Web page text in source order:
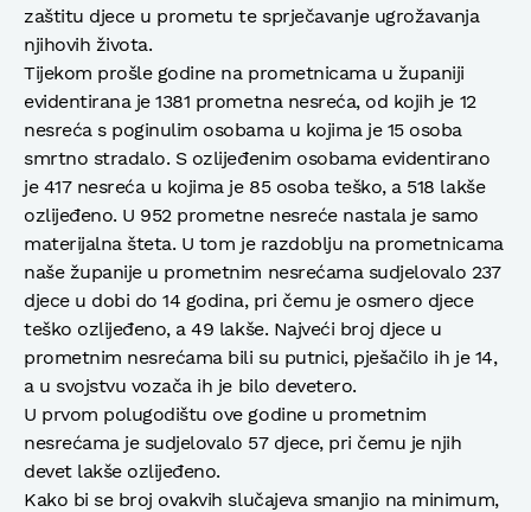
zaštitu djece u prometu te sprječavanje ugrožavanja
njihovih života.
Tijekom prošle godine na prometnicama u županiji
evidentirana je 1381 prometna nesreća, od kojih je 12
nesreća s poginulim osobama u kojima je 15 osoba
smrtno stradalo. S ozlijeđenim osobama evidentirano
je 417 nesreća u kojima je 85 osoba teško, a 518 lakše
ozlijeđeno. U 952 prometne nesreće nastala je samo
materijalna šteta. U tom je razdoblju na prometnicama
naše županije u prometnim nesrećama sudjelovalo 237
djece u dobi do 14 godina, pri čemu je osmero djece
teško ozlijeđeno, a 49 lakše. Najveći broj djece u
prometnim nesrećama bili su putnici, pješačilo ih je 14,
a u svojstvu vozača ih je bilo devetero.
U prvom polugodištu ove godine u prometnim
nesrećama je sudjelovalo 57 djece, pri čemu je njih
devet lakše ozlijeđeno.
Kako bi se broj ovakvih slučajeva smanjio na minimum,